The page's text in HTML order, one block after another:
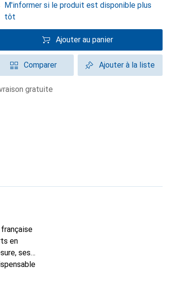
M'informer si le produit est disponible plus
tôt
Ajouter au panier
Comparer Ajouter à la liste
gratuite
en
ses